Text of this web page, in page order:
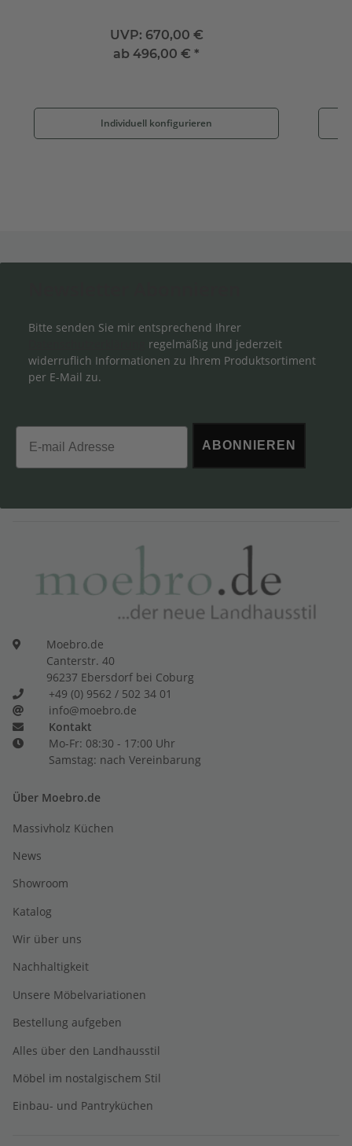
UVP: 670,00 €
ab496,00 € *
Individuell konfigurieren
Bitte senden Sie mir entsprechend Ihrer
regelmäßig und jederzeit
widerruflich Informationen zu Ihrem Produktsortiment
per E-Mail zu.
Email
ABONNIEREN
Moebro.de
Canterstr. 40
96237 Ebersdorf bei Coburg
+49 (0) 9562 / 502 34 01
info@moebro.de
Kontakt
Mo-Fr: 08:30 - 17:00 Uhr
Samstag: nach Vereinbarung
Über Moebro.de
Massivholz Küchen
News
Showroom
Katalog
Wir über uns
Nachhaltigkeit
Unsere Möbelvariationen
Bestellung aufgeben
Alles über den Landhausstil
Möbel im nostalgischem Stil
Einbau- und Pantryküchen